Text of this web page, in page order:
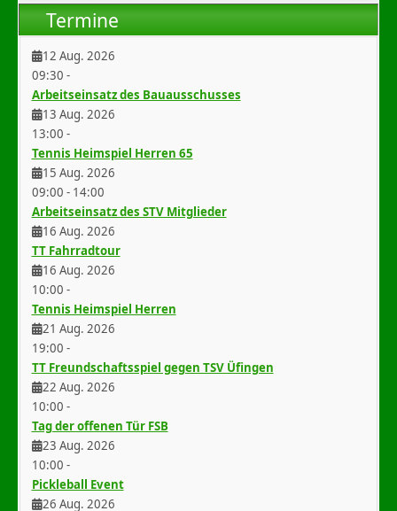
Termine
12 Aug. 2026
09:30 -
Arbeitseinsatz des Bauausschusses
13 Aug. 2026
13:00 -
Tennis Heimspiel Herren 65
15 Aug. 2026
09:00 - 14:00
Arbeitseinsatz des STV Mitglieder
16 Aug. 2026
TT Fahrradtour
16 Aug. 2026
10:00 -
Tennis Heimspiel Herren
21 Aug. 2026
19:00 -
TT Freundschaftsspiel gegen TSV Üfingen
22 Aug. 2026
10:00 -
Tag der offenen Tür FSB
23 Aug. 2026
10:00 -
Pickleball Event
26 Aug. 2026